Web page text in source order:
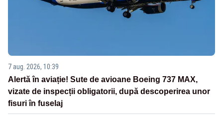
7 aug. 2026, 10:39
Alertă în aviație! Sute de avioane Boeing 737 MAX,
vizate de inspecții obligatorii, după descoperirea unor
fisuri în fuselaj